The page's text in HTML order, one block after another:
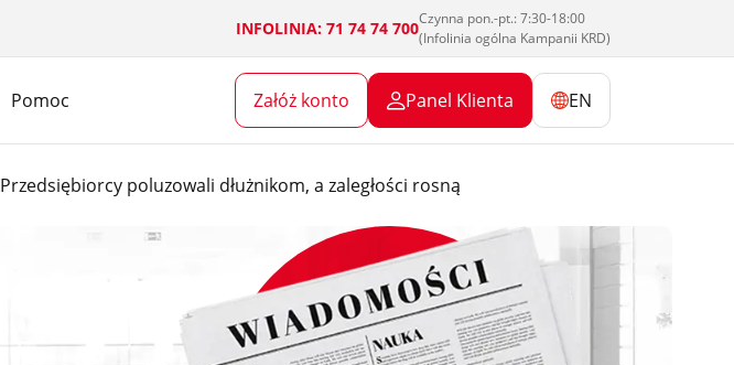
INFOLINIA: 71 74 74 700Czynna pon.-pt.: 7:30-18:00
(Infolinia ogólna Kampanii KRD)
Pomoc Załóż konto Panel Klienta EN
Przedsiębiorcy poluzowali dłużnikom, a zaległości rosną